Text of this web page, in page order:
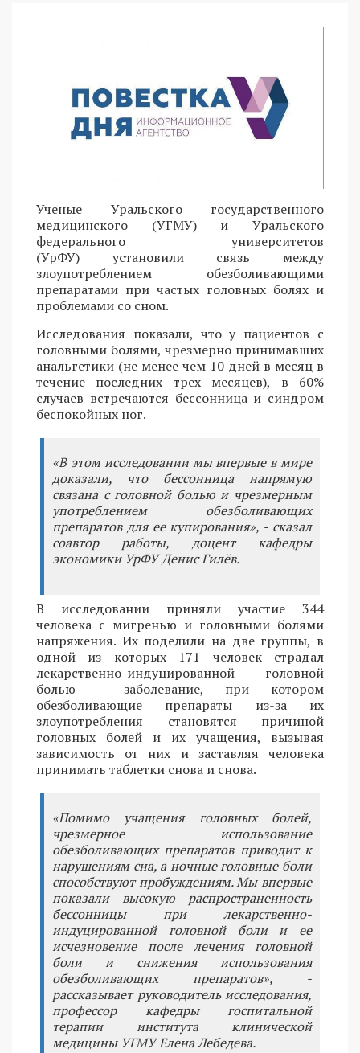
Ученые Уральского государственного
медицинского (УГМУ) и Уральского
федерального университетов
(УрФУ) установили связь между
злоупотреблением обезболивающими
препаратами при частых головных болях и
проблемами со сном.
Исследования показали, что у пациентов с
головными болями, чрезмерно принимавших
анальгетики (не менее чем 10 дней в месяц в
течение последних трех месяцев), в 60%
случаев встречаются бессонница и синдром
беспокойных ног.
«В этом исследовании мы впервые в мире
доказали, что бессонница напрямую
связана с головной болью и чрезмерным
употреблением обезболивающих
препаратов для ее купирования», - сказал
соавтор работы, доцент кафедры
экономики УрФУ Денис Гилёв.
В исследовании приняли участие 344
человека с мигренью и головными болями
напряжения. Их поделили на две группы, в
одной из которых 171 человек страдал
лекарственно-индуцированной головной
болью - заболевание, при котором
обезболивающие препараты из-за их
злоупотребления становятся причиной
головных болей и их учащения, вызывая
зависимость от них и заставляя человека
принимать таблетки снова и снова.
«Помимо учащения головных болей,
чрезмерное использование
обезболивающих препаратов приводит к
нарушениям сна, а ночные головные боли
способствуют пробуждениям. Мы впервые
показали высокую распространенность
бессонницы при лекарственно-
индуцированной головной боли и ее
исчезновение после лечения головной
боли и снижения использования
обезболивающих препаратов», -
рассказывает руководитель исследования,
профессор кафедры госпитальной
терапии института клинической
медицины УГМУ Елена Лебедева.